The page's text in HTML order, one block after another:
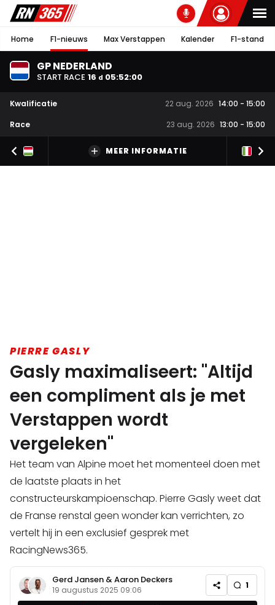
Home F1-nieuws Max Verstappen Kalender F1-stand
GP NEDERLAND
START RACE 16 d 05:52:00
Kwalificatie 22 aug. 2026 14:00 - 15:00
Race
23 aug. 2026 13:00 - 15:00
MEER INFORMATIE
PIERRE GASLY
Gasly maximaliseert: "Altijd
een compliment als je met
Verstappen wordt
vergeleken"
Het team van Alpine moet het momenteel doen met
de laatste plaats in het
constructeurskampioenschap. Pierre Gasly weet dat
de Franse renstal geen wonder kan verrichten, zo
vertelt hij in een exclusief gesprek met
RacingNews365.
Gerd Jansen &Aaron Deckers
19 augustus 2025 09:06 1